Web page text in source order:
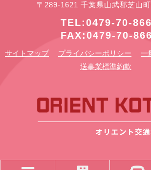
〒289-1621 千葉県山武郡芝山
TEL:0479-70-
FAX:0479-70-
サイトマップ プライバシーポリシー
一
送事業標準約款